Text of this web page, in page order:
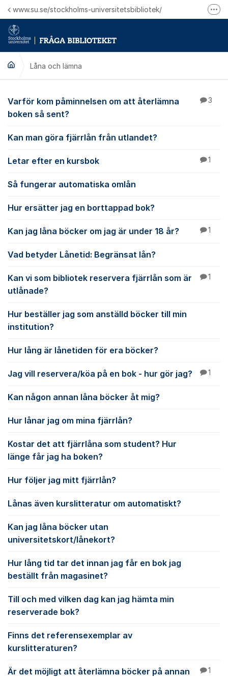
Hoppa till innehåll
www.su.se/stockholms-universitetsbibliotek/
Låna och lämna
Låna och lämna
Varför kom påminnelsen om att återlämna
boken så sent?
3
Kan man göra fjärrlån från utlandet?
Letar efter en kursbok 1
Så fungerar automatiska omlån
Hur ersätter jag en borttappad bok?
Kan jag låna böcker om jag är under 18 år? 1
Vad betyder Lånetid: Begränsat lån?
Kan vi som bibliotek reservera fjärrlån som är
utlånade?
1
Hur beställer jag som anställd böcker till min
institution?
Hur lång är lånetiden för era böcker?
Jag vill reservera/köa på en bok - hur gör jag? 1
Kan någon annan låna böcker åt mig?
Hur lånar jag om mina fjärrlån?
Kostar det att fjärrlåna som student? Hur
länge får jag ha boken?
Hur följer jag mitt fjärrlån?
Lånas även kurslitteratur om automatiskt?
Kan jag låna böcker utan
universitetskort/lånekort?
Hur lång tid tar det innan jag får en bok jag
beställt från magasinet?
Till och med vilken dag kan jag hämta min
reserverade bok?
Finns det referensexemplar av
kurslitteraturen?
Är det möjligt att återlämna böcker på annan
1